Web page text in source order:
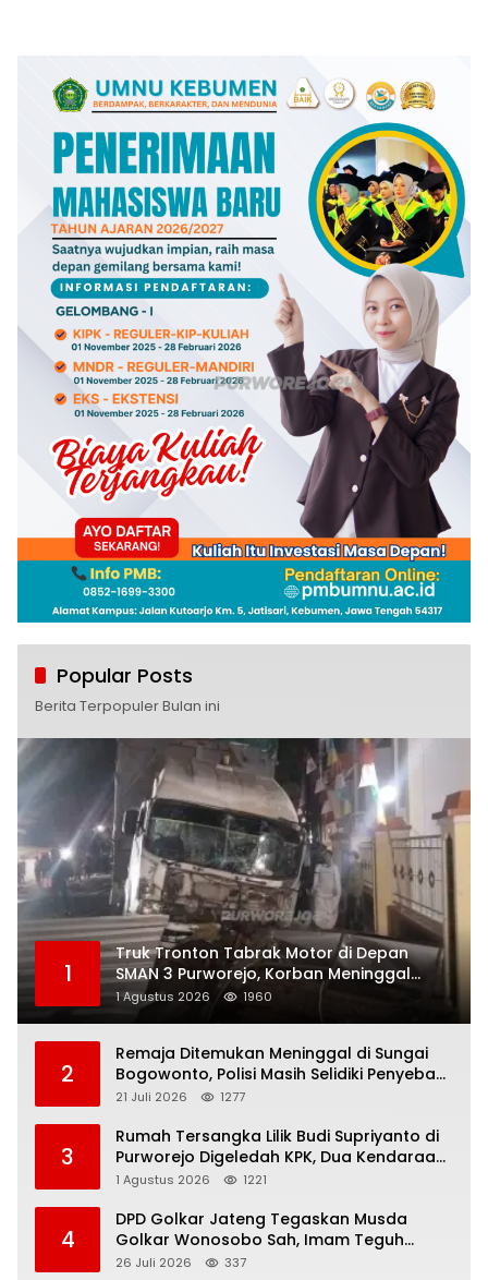
Popular Posts
Berita Terpopuler Bulan ini
1
Truk Tronton Tabrak Motor di Depan
SMAN 3 Purworejo, Korban Meninggal
Dunia, Polisi Masih Selidiki Penyebab
1 Agustus 2026 1960
2
Remaja Ditemukan Meninggal di Sungai
Bogowonto, Polisi Masih Selidiki Penyebab
Kematian
21 Juli 2026 1277
3
Rumah Tersangka Lilik Budi Supriyanto di
Purworejo Digeledah KPK, Dua Kendaraan
Diamankan
1 Agustus 2026 1221
4
DPD Golkar Jateng Tegaskan Musda
Golkar Wonosobo Sah, Imam Teguh
Purnomo Terpilih Secara Aklamasi
26 Juli 2026 337